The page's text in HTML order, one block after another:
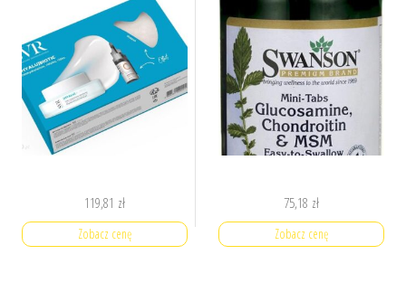
119,81 zł
Zobacz cenę
75,18 zł
Zobacz cenę